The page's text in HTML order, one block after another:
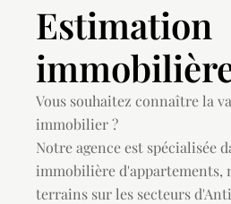
Estimation
Vous souhaitez connaître la
immobilier ?
Notre agence est spécialisée
immobilière d'appartements,
terrains sur les secteurs